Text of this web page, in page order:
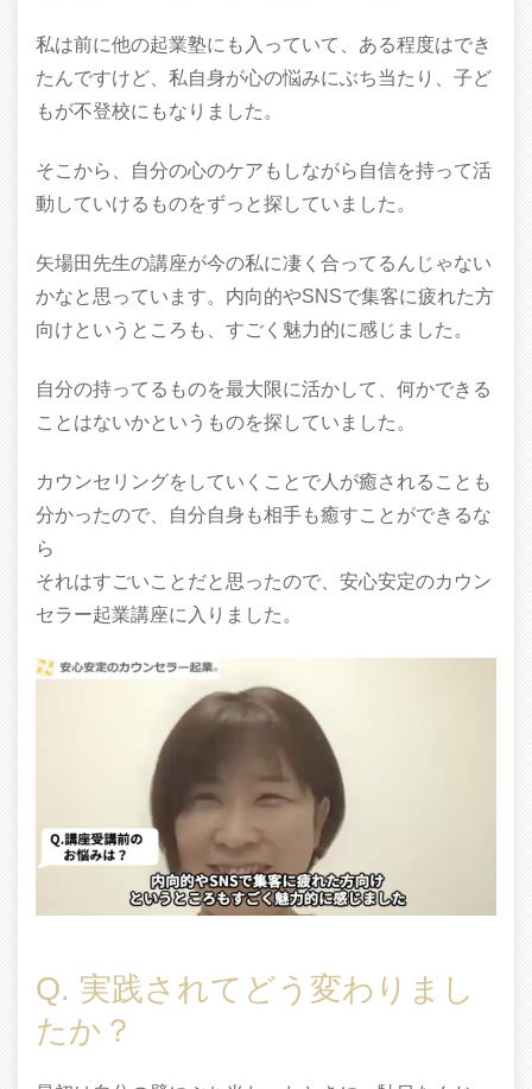
私は前に他の起業塾にも入っていて、ある程度はでき
たんですけど、私自身が心の悩みにぶち当たり、子ど
もが不登校にもなりました。
そこから、自分の心のケアもしながら自信を持って活
動していけるものをずっと探していました。
矢場田先生の講座が今の私に凄く合ってるんじゃない
かなと思っています。内向的やSNSで集客に疲れた方
向けというところも、すごく魅力的に感じました。
自分の持ってるものを最大限に活かして、何かできる
ことはないかというものを探していました。
カウンセリングをしていくことで人が癒されることも
分かったので、自分自身も相手も癒すことができるな
ら
それはすごいことだと思ったので、安心安定のカウン
セラー起業講座に入りました。
Q. 実践されてどう変わりまし
たか？